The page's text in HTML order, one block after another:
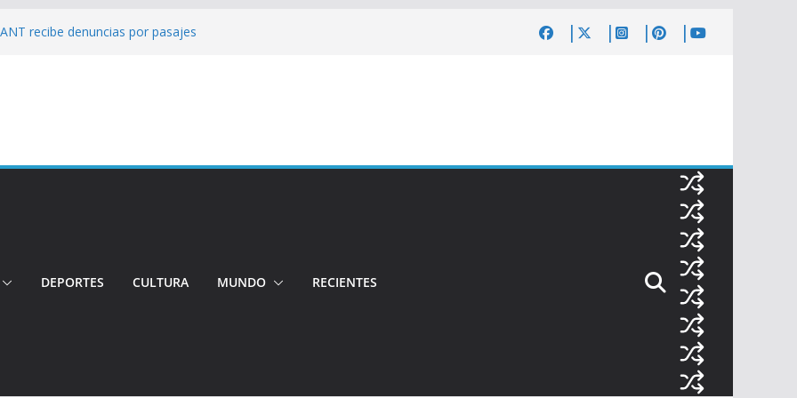
recibe denuncias por pasajes
Dos jóvenes quiteños desaparecen
irregulares fueron detectados en el
DEPORTES CULTURA MUNDO RECIENTES